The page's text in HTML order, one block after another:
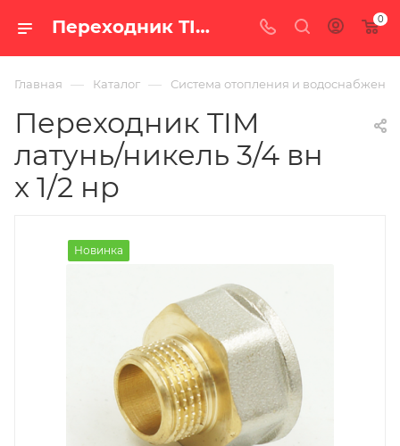
Переходник TIM латунь/никель 3/4 вн x 1/2 нр — цена в Екатеринбурге, купить в интернет-магазине «100 печей.ру» 0
Главная — Каталог — Система отопления и водоснабжения
Переходник TIM
латунь/никель 3/4 вн
x 1/2 нр
Новинка